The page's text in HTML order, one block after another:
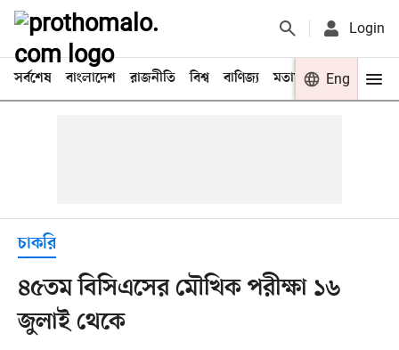
Login
সর্বশেষ বাংলাদেশ রাজনীতি বিশ্ব বাণিজ্য মতামত খেলা
Eng
চাকরি
৪৫তম বিসিএসের মৌখিক পরীক্ষা ১৬
জুলাই থেকে